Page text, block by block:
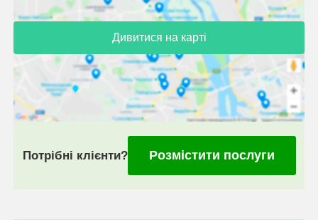
Дивитися на карті
Потрібні клієнти? Розмістити послуги